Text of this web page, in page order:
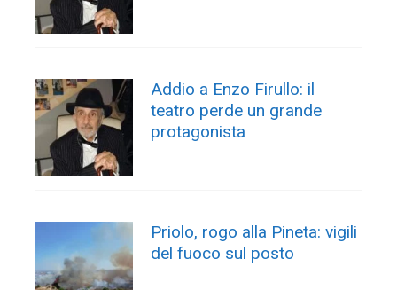
Addio a Enzo Firullo: il
teatro perde un grande
protagonista
Priolo, rogo alla Pineta: vigili
del fuoco sul posto